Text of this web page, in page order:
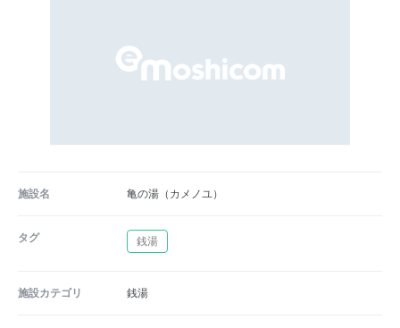
施設名 亀の湯（カメノユ）
タグ 銭湯
施設カテゴリ 銭湯